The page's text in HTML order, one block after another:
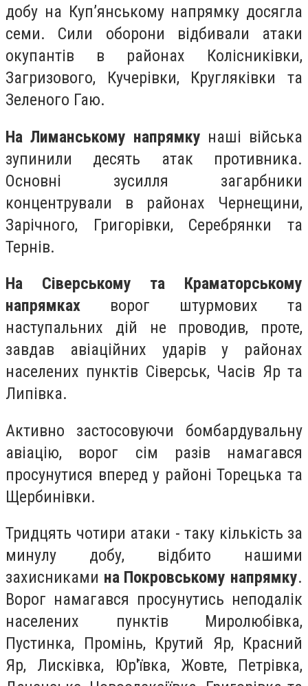
добу на Куп’янському напрямку досягла
семи. Сили оборони відбивали атаки
окупантів в районах Колісниківки,
Загризового, Кучерівки, Кругляківки та
Зеленого Гаю.
На Лиманському напрямку наші війська
зупинили десять атак противника.
Основні зусилля загарбники
концентрували в районах Чернещини,
Зарічного, Григорівки, Серебрянки та
Тернів.
На Сіверському та Краматорському
напрямках ворог штурмових та
наступальних дій не проводив, проте,
завдав авіаційних ударів у районах
населених пунктів Сіверськ, Часів Яр та
Липівка.
Активно застосовуючи бомбардувальну
авіацію, ворог сім разів намагався
просунутися вперед у районі Торецька та
Щербинівки.
Тридцять чотири атаки - таку кількість за
минулу добу, відбито нашими
захисниками на Покровському напрямку.
Ворог намагався просунутись неподалік
населених пунктів Миролюбівка,
Пустинка, Промінь, Крутий Яр, Красний
Яр, Лисківка, Юр'ївка, Жовте, Петрівка,